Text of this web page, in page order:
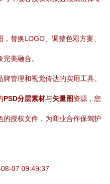
，替换LOGO、调整色彩方案、
美融合。
管理和视觉传达的实用工具。
PSD分层素材与矢量图资源，您
授权文件，为商业合作保驾护
07 09:49:37